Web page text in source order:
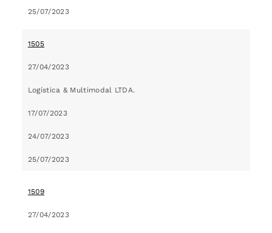
25/07/2023
1505
27/04/2023
Logística & Multimodal LTDA.
17/07/2023
24/07/2023
25/07/2023
1509
27/04/2023